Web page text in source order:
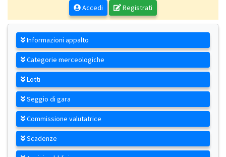
Accedi Registrati
Informazioni appalto
Categorie merceologiche
Lotti
Seggio di gara
Commissione valutatrice
Scadenze